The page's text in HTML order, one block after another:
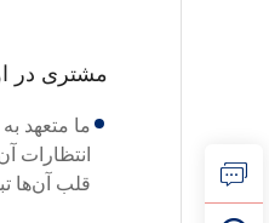
مشتری در
ما متعهد
انتظارات
قلب آن‌ها